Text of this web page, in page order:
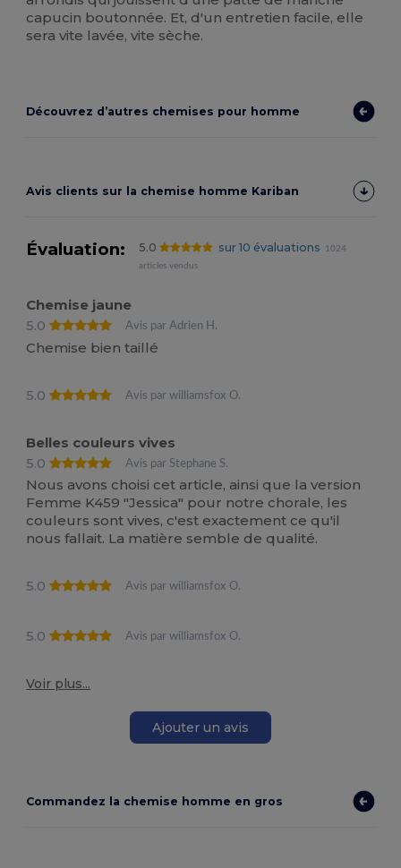
capucin boutonnée. Et, d'un entretien facile, elle
sera vite lavée, vite sèche.
Découvrez d’autres chemises pour homme
Avis clients sur la chemise homme Kariban
Évaluation: 5.0 sur 10 évaluations
1024
articles vendus
Chemise jaune
5.0
Avis par Adrien H.
Chemise bien taillé
5.0 Avis par williamsfox O.
Belles couleurs vives
5.0
Avis par Stephane S.
Nous avons choisi cet article, ainsi que la version
Femme K459 "Jessica" pour notre chorale, les
couleurs sont vives, c'est exactement ce qu'il
nous fallait. La matière semble de qualité.
5.0 Avis par williamsfox O.
5.0 Avis par williamsfox O.
Voir plus...
Ajouter un avis
Commandez la chemise homme en gros